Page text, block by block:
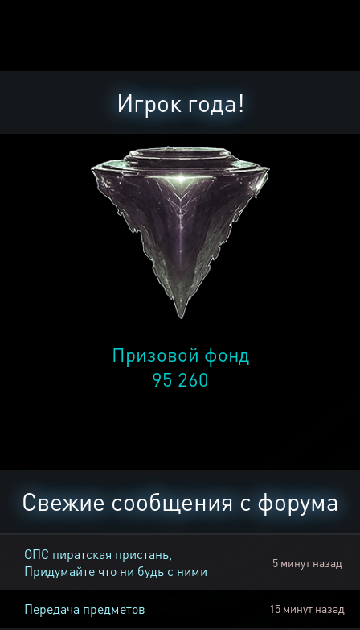
Игрок года!
Призовой фонд
95 260
Свежие сообщения с форума
ОПС пиратская пристань,
Придумайте что ни будь с ними
5 минут назад
Передача предметов 15 минут назад